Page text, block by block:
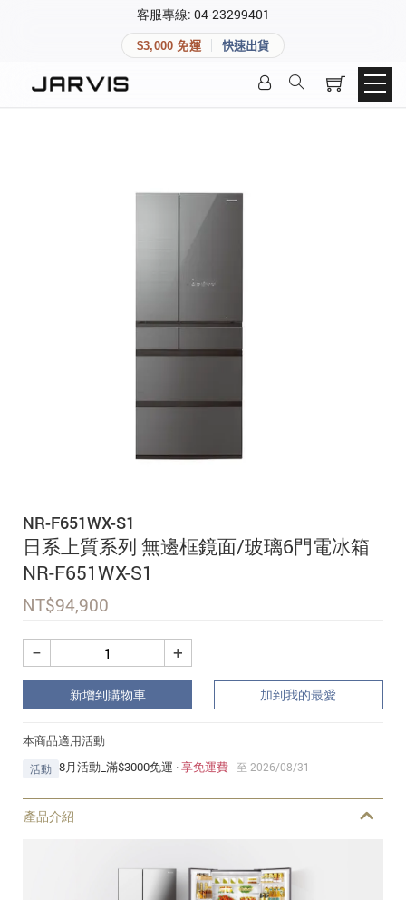
客服專線: 04-23299401
$3,000 免運 快速出貨
NR-F651WX-S1
日系上質系列 無邊框鏡面/玻璃6門電冰箱
NR-F651WX-S1
NT$94,900
+
−
新增到購物車 加到我的最愛
本商品適用活動
活動 8月活動_滿$3000免運 ·享免運費 至 2026/08/31
產品介紹
快速連結
登入後可查看訂單、會員資料與收藏清單。
建立新帳號
加入 JARVIS VIP